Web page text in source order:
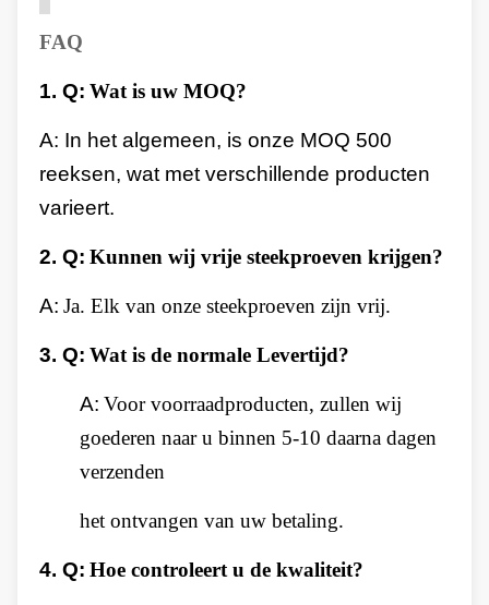
FAQ
1. Q: Wat is uw MOQ?
A: In het algemeen, is onze MOQ 500
reeksen, wat met verschillende producten
varieert.
2. Q: Kunnen wij vrije steekproeven krijgen?
A: Ja. Elk van onze steekproeven zijn vrij.
3. Q: Wat is de normale Levertijd?
A: Voor voorraadproducten, zullen wij
goederen naar u binnen 5-10 daarna dagen
verzenden
het ontvangen van uw betaling.
4. Q: Hoe controleert u de kwaliteit?